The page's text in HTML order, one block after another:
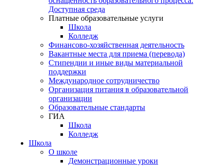
Доступная среда
Платные образовательные услуги
Школа
Колледж
Финансово-хозяйственная деятельность
Вакантные места для приема (перевода)
Стипендии и иные виды материальной
поддержки
Международное сотрудничество
Организация питания в образовательной
организации
Образовательные стандарты
ГИА
Школа
Колледж
Школа
О школе
Демонстрационные уроки